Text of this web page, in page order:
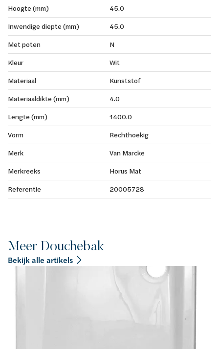
Hoogte (mm)
45.0
Inwendige diepte (mm)
45.0
Met poten
N
Kleur
Wit
Materiaal
Kunststof
Materiaaldikte (mm)
4.0
Lengte (mm)
1400.0
Vorm
Rechthoekig
Merk
Van Marcke
Merkreeks
Horus Mat
Referentie
20005728
Meer Douchebak
Bekijk alle artikels